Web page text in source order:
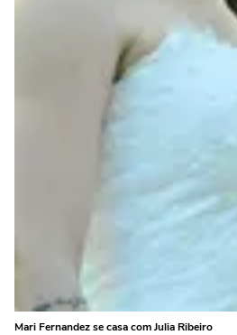
Mari Fernandez se casa com Julia Ribeiro